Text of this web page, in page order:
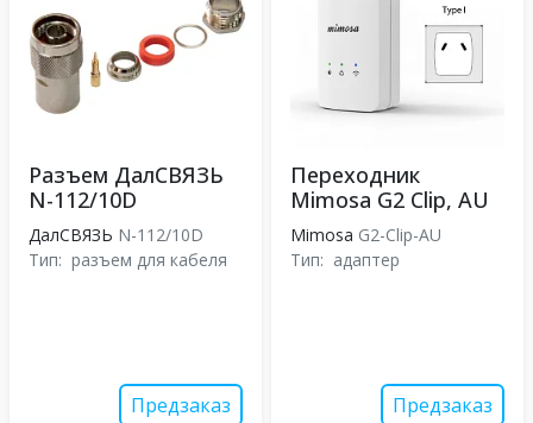
Разъем ДалСВЯЗЬ
N-112/10D
ДалСВЯЗЬ N-112/10D
Тип: разъем для кабеля
Предзаказ
Переходник
Mimosa G2 Clip, AU
Mimosa G2-Clip-AU
Тип: адаптер
Предзаказ